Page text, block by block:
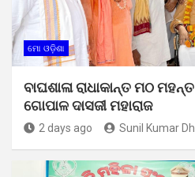
ମୋ ଓଡ଼ିଶା
ବାଘଶାଳା ରାଧାକାନ୍ତ ମଠ
ଗୋପାଳ ଦାସଜୀ ମହାରାଜ
2 days ago Sunil Kumar